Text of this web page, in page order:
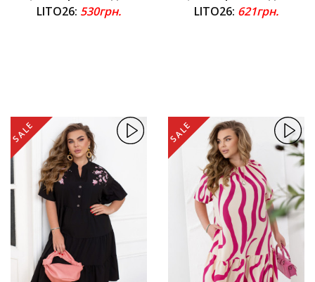
LITO26: 530грн.
LITO26: 621грн.
SALE SALE